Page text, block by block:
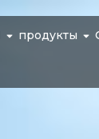
продукты